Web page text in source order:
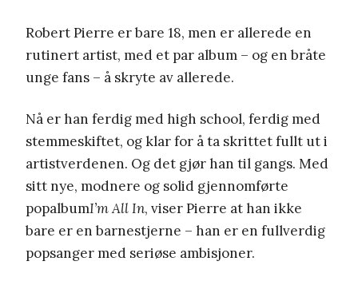
Robert Pierre er bare 18, men er allerede en
rutinert artist, med et par album – og en bråte
unge fans – å skryte av allerede.
Nå er han ferdig med high school, ferdig med
stemmeskiftet, og klar for å ta skrittet fullt ut i
artistverdenen. Og det gjør han til gangs. Med
sitt nye, modnere og solid gjennomførte
popalbumI’m All In, viser Pierre at han ikke
bare er en barnestjerne – han er en fullverdig
popsanger med seriøse ambisjoner.